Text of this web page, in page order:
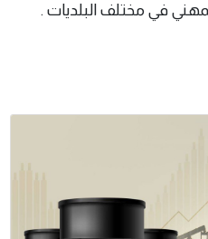
في مختلف البلديات .